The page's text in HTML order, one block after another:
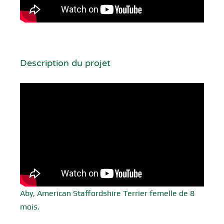
Description du projet
Aby, American Staffordshire Terrier femelle de 8
mois.